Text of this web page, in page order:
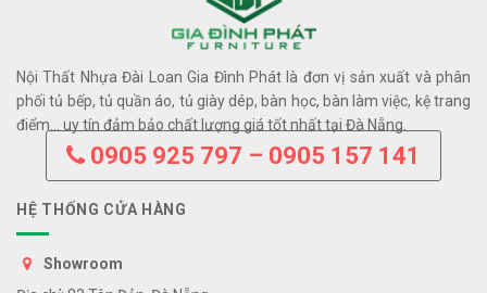
Nội Thất Nhựa Đài Loan Gia Đình Phát là đơn vị sản xuất và phân
phối tủ bếp, tủ quần áo, tủ giày dép, bàn học, bàn làm việc, kệ trang
điểm… uy tín đảm bảo chất lượng giá tốt nhất tại Đà Nẵng.
0905 925 797 – 0905 157 141
HỆ THỐNG CỬA HÀNG
Showroom